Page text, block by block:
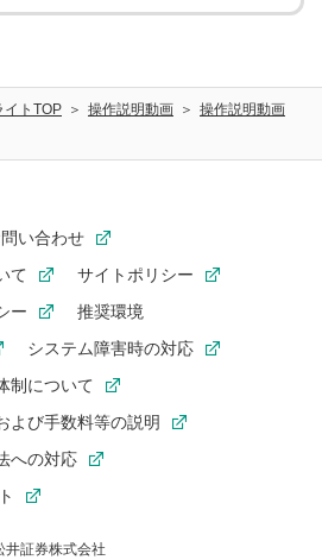
イトTOP 操作説明動画
操作説明動画
い合わせ
て
サイトポリシー
ー
推奨環境
システム障害時の対応
制について
よび手数料等の説明
への対応
井証券株式会社